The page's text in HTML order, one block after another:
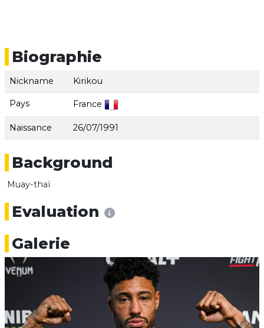
Biographie
Nickname Kirikou
Pays France
Naissance 26/07/1991
Background
Muay-thaï
Evaluation
Galerie